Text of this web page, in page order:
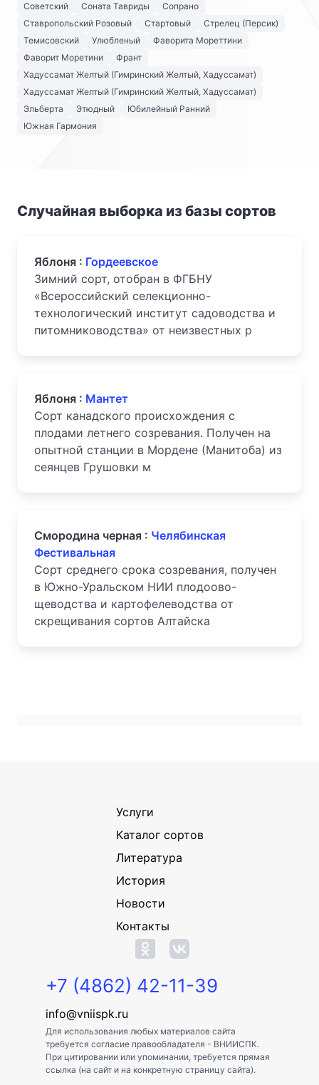
Советский
Соната Тавриды
Сопрано
Ставропольский Розовый
Стартовый
Стрелец (Персик)
Темисовский
Улюбленый
Фаворита Мореттини
Фаворит Моретини
Франт
Хадуссамат Желтый (Гимринский Желтый, Хадуссамат)
Хадуссамат Желтый (Гимринский Желтый, Хадуссамат)
Эльберта
Этюдный
Юбилейный Ранний
Южная Гармония
Случайная выборка из базы сортов
Яблоня : Гордеевское
Зимний сорт, отобран в ФГБНУ
«Всероссийский селекционно-
технологический институт садоводства и
питомниководства» от неизвестных р
Яблоня : Мантет
Сорт канадского происхождения с
плодами летнего созревания. Получен на
опытной станции в Мордене (Манитоба) из
сеянцев Грушовки м
Смородина черная : Челябинская
Фестивальная
Сорт среднего срока созревания, получен
в Южно-Уральском НИИ плодоово-
щеводства и картофелеводства от
скрещивания сортов Алтайска
Услуги
Каталог сортов
Литература
История
Новости
Контакты
+7 (4862) 42-11-39
info@vniispk.ru
Для использования любых материалов сайта
требуется согласие правообладателя - ВНИИСПК.
При цитировании или упоминании, требуется прямая
ссылка (на сайт и на конкретную страницу сайта).